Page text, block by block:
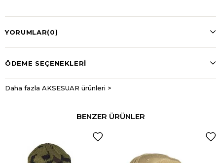
YORUMLAR(0)
ÖDEME SEÇENEKLERI
Daha fazla AKSESUAR ürünleri >
BENZER ÜRÜNLER